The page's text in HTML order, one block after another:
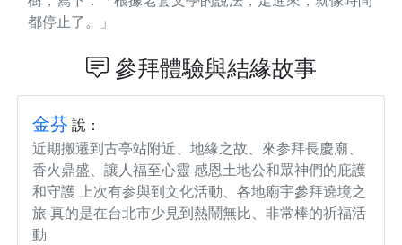
都停止了。」
參拜體驗與結緣故事
金芬 說：
近期搬遷到古亭站附近、地緣之故、來参拜長慶廟、
香火鼎盛、讓人福至心靈 感恩土地公和眾神們的庇護
和守護 上次有参與到文化活動、各地廟宇參拜遶境之
旅 真的是在台北市少見到熱鬧無比、非常棒的祈福活
動